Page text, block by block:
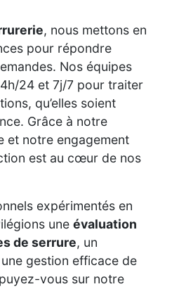
, nous mettons en
pour répondre
Nos équipes
24 et 7j/7 pour traiter
qu’elles soient
Grâce à notre
et notre engagement
est au cœur de nos
expérimentés en
une évaluation
de serrure, un
gestion efficace de
vous sur notre